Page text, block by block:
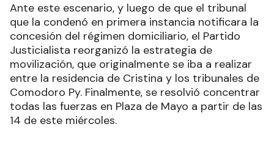
Ante este escenario, y luego de que el tribunal
que la condenó en primera instancia notificara la
concesión del régimen domiciliario, el Partido
Justicialista reorganizó la estrategia de
movilización, que originalmente se iba a realizar
entre la residencia de Cristina y los tribunales de
Comodoro Py. Finalmente, se resolvió concentrar
todas las fuerzas en Plaza de Mayo a partir de las
14 de este miércoles.